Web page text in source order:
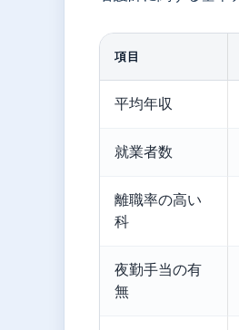
項目
平均年収
就業者数
離職率の高い
科
夜勤手当の有
無